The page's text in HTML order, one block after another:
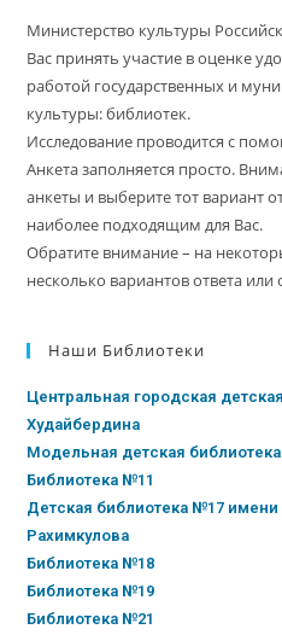
Министерство культуры
Вас принять участие в оценке
работой государственных и
культуры: библиотек.
Исследование проводится с
Анкета заполняется просто.
анкеты и выберите тот вариант
наиболее подходящим для Вас.
Обратите внимание – на
несколько вариантов ответа
Наши Библиотеки
Центральная городская
Худайбердина
Модельная детская
Библиотека №11
Детская библиотека №17 имени
Рахимкулова
Библиотека №18
Библиотека №19
Библиотека №21